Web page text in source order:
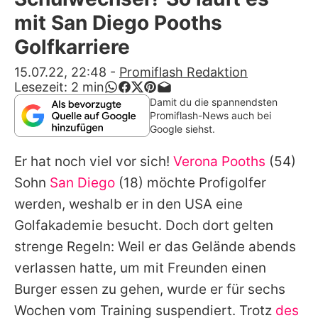
Alle Themen auf Promiflash
App runterladen
Team
Redaktionelle Richtlinien
Impressum
Datenschutzerklärung
Nutzungsbedingungen
Utiq verwalten
mit San Diego Pooths
Golfkarriere
15.07.22, 22:48 - Promiflash Redaktion
Lesezeit: 2 min
Damit du die spannendsten
Promiflash-News auch bei
Google siehst.
Er hat noch viel vor sich! Verona Pooths (54)
Sohn San Diego (18) möchte Profigolfer
werden, weshalb er in den USA eine
Golfakademie besucht. Doch dort gelten
strenge Regeln: Weil er das Gelände abends
verlassen hatte, um mit Freunden einen
Burger essen zu gehen, wurde er für sechs
Wochen vom Training suspendiert. Trotz des